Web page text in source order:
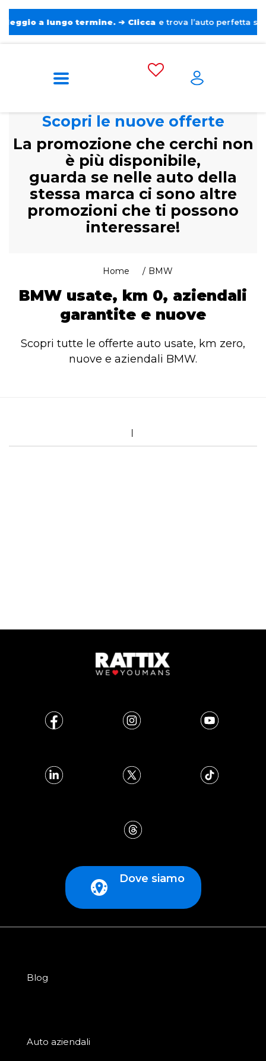
a lungo termine. ➔ Clicca e trova l’auto perfetta senza
Scopri le nuove offerte
La promozione che cerchi non
è più disponibile,
guarda se nelle auto della
stessa marca ci sono altre
promozioni che ti possono
interessare!
Home BMW
BMW usate, km 0, aziendali
garantite e nuove
Scopri tutte le offerte auto usate, km zero,
nuove e aziendali BMW.
Dove siamo
Blog
Auto aziendali